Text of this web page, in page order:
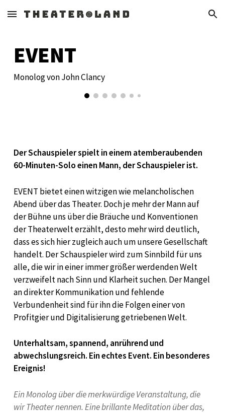
Skip to main content Skip to navigation
EVENT
Monolog von John Clancy
Der Schauspielerspielt in einem atemberaubenden
60-Minuten-Solo einen Mann, der Schauspieler ist.
EVENT bietet einen witzigen wie melancholischen
Abend über das Theater. Doch je mehr der Mann auf
der Bühne uns über die Bräuche und Konventionen
der Theaterwelt erzählt, desto mehr wird deutlich,
dass es sich hier zugleich auch um unsere Gesellschaft
handelt. Der Schauspieler wird zum Sinnbild für uns
alle, die wir in einer immer größer werdenden Welt
verzweifelt nach Sinn und Klarheit suchen. Der Mangel
an direkter Kommunikation und fehlende
Verbundenheit sind für ihn die Folgen einer von
Profitgier und Digitalisierung getriebenen Welt.
Unterhaltsam, spannend, anrührend und
abwechslungsreich. Ein echtes Event. Ein besonderes
Ereignis!
Ein Monolog über die merkwürdige Veranstaltung, die
wir Theater nennen. Eine brillante Meditation über das,